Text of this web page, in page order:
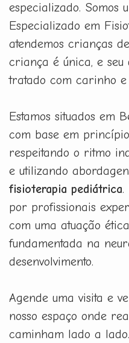
especializado. Somos
Especializado em
atendemos crianças
criança é única, e seu
tratado com carinho e
Estamos situados em
com base em
respeitando o ritmo
e utilizando
fisioterapia pediátrica.
por profissionais
com uma atuação
fundamentada na
desenvolvimento.
Agende uma visita e
nosso espaço onde
caminham lado a